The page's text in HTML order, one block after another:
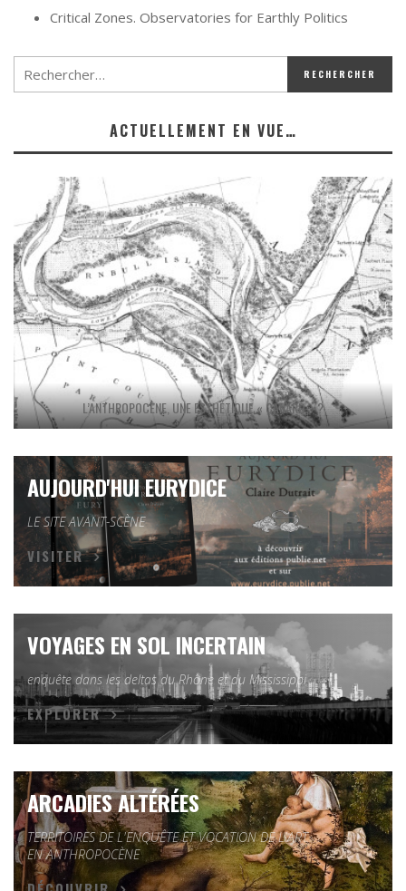
Critical Zones. Observatories for Earthly Politics
ACTUELLEMENT EN VUE…
L’ANTHROPOCÈNE, UNE ESTHÉTIQUE « CANARD » ?
AUJOURD'HUI EURYDICE
LE SITE AVANT-SCÈNE
VISITER
VOYAGES EN SOL INCERTAIN
enquête dans les deltas du Rhône et du Mississippi
EXPLORER
ARCADIES ALTÉRÉES
TERRITOIRES DE L'ENQUÊTE ET VOCATION DE L'ART
EN ANTHROPOCÈNE